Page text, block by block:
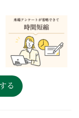
る